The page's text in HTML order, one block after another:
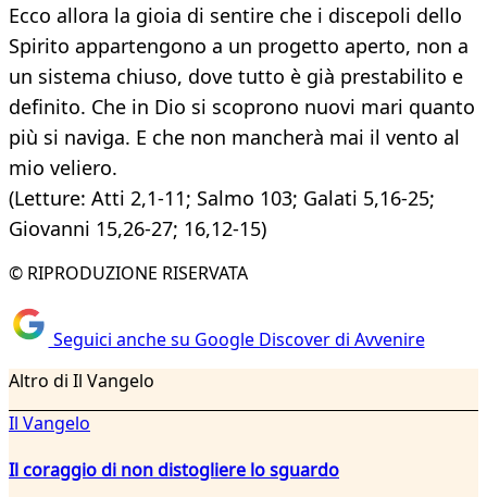
Ecco allora la gioia di sentire che i discepoli dello
Spirito appartengono a un progetto aperto, non a
un sistema chiuso, dove tutto è già prestabilito e
definito. Che in Dio si scoprono nuovi mari quanto
più si naviga. E che non mancherà mai il vento al
mio veliero.
(Letture: Atti 2,1-11; Salmo 103; Galati 5,16-25;
Giovanni 15,26-27; 16,12-15)
© RIPRODUZIONE RISERVATA
Seguici anche su Google Discover di Avvenire
Altro di Il Vangelo
Il Vangelo
Il coraggio di non distogliere lo sguardo